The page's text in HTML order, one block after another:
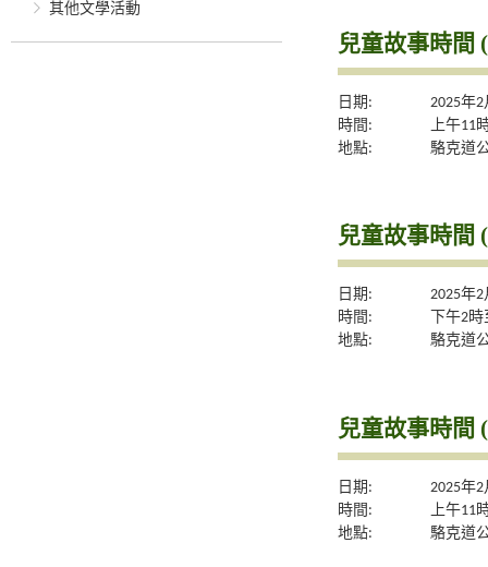
其他文學活動
兒童故事時間
日期:
2025年
時間:
上午11
地點:
駱克道
兒童故事時間
日期:
2025年
時間:
下午2
地點:
駱克道
兒童故事時間
日期:
2025年
時間:
上午11
地點:
駱克道